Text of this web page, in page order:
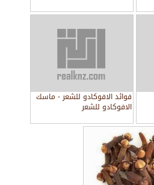
فوائد الافوكادو للشعر - ماسك
الافوكادو للشعر